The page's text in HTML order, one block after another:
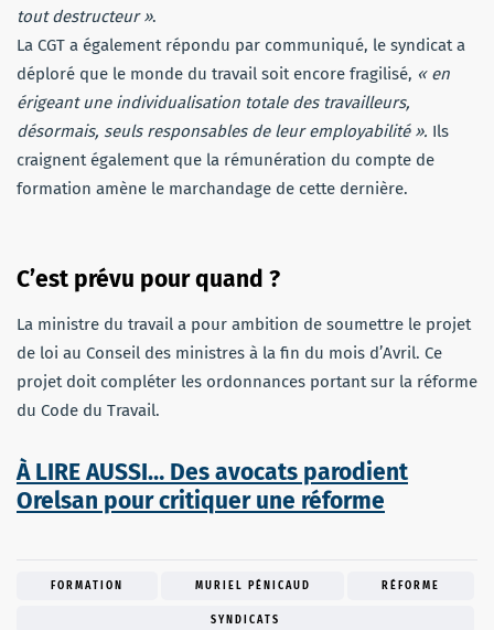
tout destructeur ».
La CGT a également répondu par communiqué, le syndicat a
déploré que le monde du travail soit encore fragilisé, « en
érigeant une individualisation totale des travailleurs,
désormais, seuls responsables de leur employabilité ». Ils
craignent également que la rémunération du compte de
formation amène le marchandage de cette dernière.
C’est prévu pour quand ?
La ministre du travail a pour ambition de soumettre le projet
de loi au Conseil des ministres à la fin du mois d’Avril. Ce
projet doit compléter les ordonnances portant sur la réforme
du Code du Travail.
À LIRE AUSSI… Des avocats parodient
Orelsan pour critiquer une réforme
FORMATION MURIEL PÉNICAUD RÉFORME
SYNDICATS